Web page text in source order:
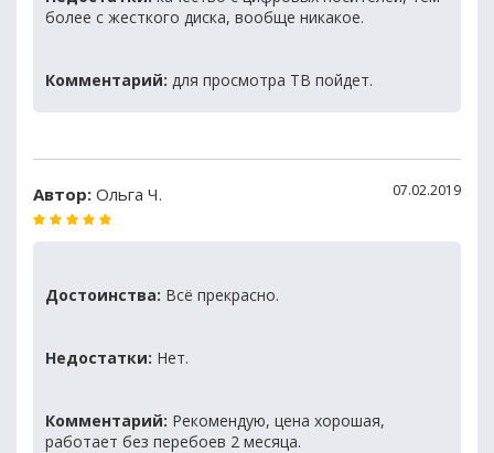
более с жесткого диска, вообще никакое.
Комментарий: для просмотра ТВ пойдет.
Автор: Ольга Ч. 07.02.2019
Достоинства: Всё прекрасно.
Недостатки: Нет.
Комментарий: Рекомендую, цена хорошая,
работает без перебоев 2 месяца.